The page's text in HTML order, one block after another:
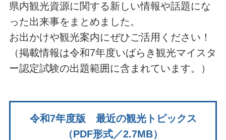
県内観光資源に関する新しい情報や話題にな
った出来事をまとめました。
お出かけや観光案内にぜひご活用ください！
（掲載情報は令和7年度いばらき観光マイスタ
ー認定試験の出題範囲に含まれています。）
令和7年度版 最近の観光トピックス
（PDF形式／2.7MB）